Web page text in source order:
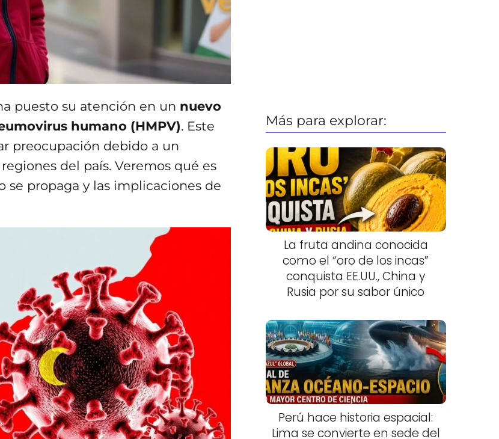
puesto su atención en un nuevo
humano (HMPV). Este
preocupación debido a un
del país. Veremos qué es
se propaga y las implicaciones de
Más para explorar:
La fruta andina conocida
como el “oro de los incas”
conquista EE.UU., China y
Rusia por su sabor único
Perú hace historia espacial:
Lima se convierte en sede del